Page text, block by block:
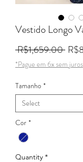
Vestido Longo
R$1,659.00
*Pague em 6x sem juros
Tamanho *
Cor *
Quantity *